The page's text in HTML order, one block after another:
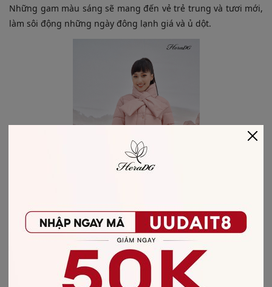
Những gam màu sáng sẽ mang đến vẻ trẻ trung và tươi mới,
làm sôi động những ngày đông lạnh giá và ủ dột.
Lựa chọn màu sắc của áo khoác phao cũng không quá khó
khăn, những gam màu nhẹ nhàng như vàng, hồng nhạt giúp
tạo cảm giác trẻ trung và khiến gương mặt trở nên hồng hào